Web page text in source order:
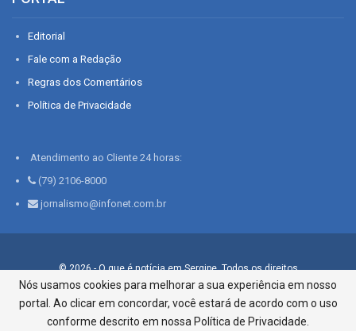
Editorial
Fale com a Redação
Regras dos Comentários
Política de Privacidade
Atendimento ao Cliente 24 horas:
(79) 2106-8000
jornalismo@infonet.com.br
© 2026 - O que é notícia em Sergipe. Todos os direitos
reservados.
Infonet - Rua Monsenhor Silveira 276, Bairro São José |
Aracaju-SE, CEP 49015-030, Fone: 79.2106.8000 - CI Centro de
Nós usamos cookies para melhorar a sua experiência em nosso
portal. Ao clicar em concordar, você estará de acordo com o uso
conforme descrito em nossa Política de Privacidade.